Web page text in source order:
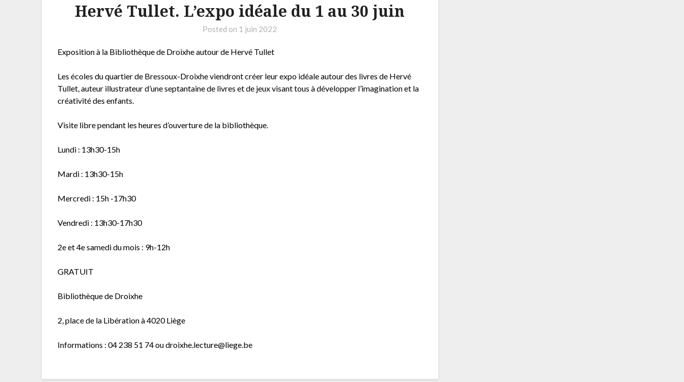
Hervé Tullet. L’expo idéale du 1 au 30 juin
Posted on 1 juin 2022
Exposition à la Bibliothèque de Droixhe autour de Hervé Tullet
Les écoles du quartier de Bressoux-Droixhe viendront créer leur expo idéale autour des livres de Hervé
Tullet, auteur illustrateur d’une septantaine de livres et de jeux visant tous à développer l’imagination et la
créativité des enfants.
Visite libre pendant les heures d’ouverture de la bibliothèque.
Lundi : 13h30-15h
Mardi : 13h30-15h
Mercredi : 15h -17h30
Vendredi : 13h30-17h30
2e et 4e samedi du mois : 9h-12h
GRATUIT
Bibliothèque de Droixhe
2, place de la Libération à 4020 Liège
Informations : 04 238 51 74 ou droixhe.lecture@liege.be